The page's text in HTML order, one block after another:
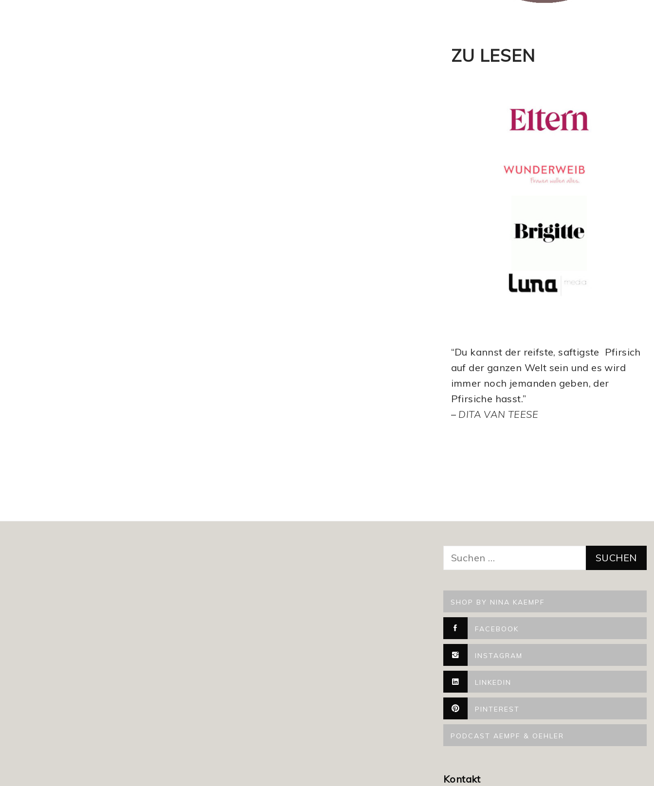
ZU LESEN
“Du kannst der reifste, saftigste Pfirsich
auf der ganzen Welt sein und es wird
immer noch jemanden geben, der
Pfirsiche hasst.”
– DITA VAN TEESE
nach:
SHOP BY NINA KAEMPF
FACEBOOK
INSTAGRAM
LINKEDIN
PINTEREST
PODCAST AEMPF & OEHLER
Kontakt